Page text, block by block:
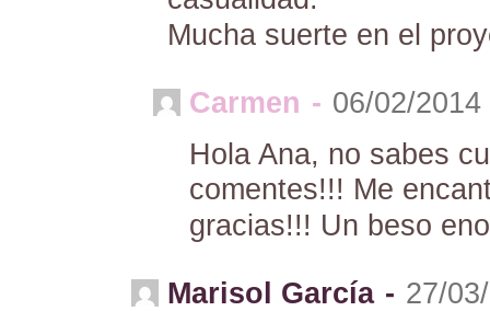
Mucha suerte en el
Carmen - 06/02/
Hola Ana, no sabes
comentes!!! Me
gracias!!! Un beso
Marisol García - 27/